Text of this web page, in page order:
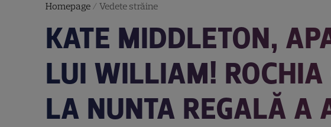
Homepage/ Vedete străine
KATE MIDDLETON,
LUI WILLIAM! ROCHIA
LA NUNTA REGALĂ A